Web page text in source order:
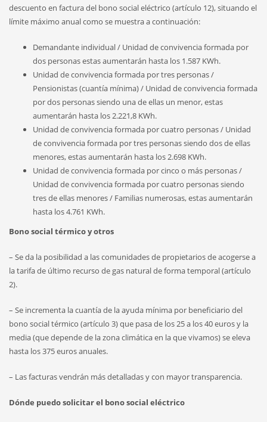
descuento en factura del bono social eléctrico (artículo 12), situando el
límite máximo anual como se muestra a continuación:
Demandante individual / Unidad de convivencia formada por
dos personas estas aumentarán hasta los 1.587 KWh.
Unidad de convivencia formada por tres personas /
Pensionistas (cuantía mínima) / Unidad de convivencia formada
por dos personas siendo una de ellas un menor, estas
aumentarán hasta los 2.221,8 KWh.
Unidad de convivencia formada por cuatro personas / Unidad
de convivencia formada por tres personas siendo dos de ellas
menores, estas aumentarán hasta los 2.698 KWh.
Unidad de convivencia formada por cinco o más personas /
Unidad de convivencia formada por cuatro personas siendo
tres de ellas menores / Familias numerosas, estas aumentarán
hasta los 4.761 KWh.
Bono social térmico y otros
– Se da la posibilidad a las comunidades de propietarios de acogerse a
la tarifa de último recurso de gas natural de forma temporal (artículo
2).
– Se incrementa la cuantía de la ayuda mínima por beneficiario del
bono social térmico (artículo 3) que pasa de los 25 a los 40 euros y la
media (que depende de la zona climática en la que vivamos) se eleva
hasta los 375 euros anuales.
– Las facturas vendrán más detalladas y con mayor transparencia.
Dónde puedo solicitar el bono social eléctrico